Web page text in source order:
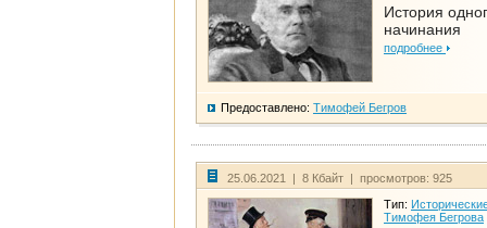
История
начинания
подробнее
Предоставлено: Тимофей Бегров
25.06.2021 | 8 Кбайт | просмотров: 925
Тип:
Тимофея Бегрова